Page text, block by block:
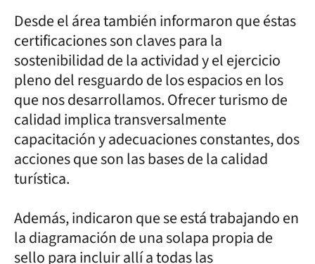
Desde el área también informaron que éstas
certificaciones son claves para la
sostenibilidad de la actividad y el ejercicio
pleno del resguardo de los espacios en los
que nos desarrollamos. Ofrecer turismo de
calidad implica transversalmente
capacitación y adecuaciones constantes, dos
acciones que son las bases de la calidad
turística.
Además, indicaron que se está trabajando en
la diagramación de una solapa propia de
sello para incluir allí a todas las